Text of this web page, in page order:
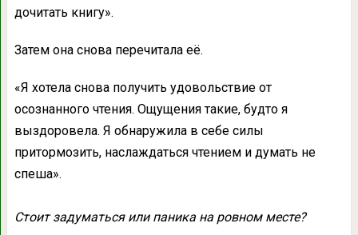
дочитать книгу».
Затем она снова перечитала её.
«Я хотела снова получить удовольствие от
осознанного чтения. Ощущения такие, будто я
выздоровела. Я обнаружила в себе силы
притормозить, наслаждаться чтением и думать не
спеша».
Стоит задуматься или паника на ровном месте?